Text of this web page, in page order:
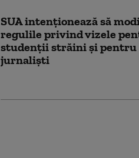
SUA intenţionează să
regulile privind vizele
studenţii străini şi pentru
jurnalişti